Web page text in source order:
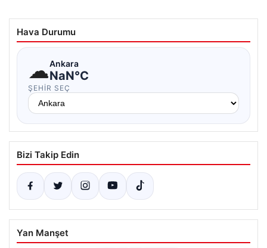
Hava Durumu
☁Ankara
NaN°C
ŞEHIR SEÇ
Bizi Takip Edin
Yan Manşet